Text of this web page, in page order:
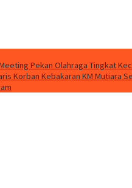
Pekan Olahraga Tingkat
Korban Kebakaran KM Mutiara